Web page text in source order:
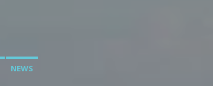
NEWS